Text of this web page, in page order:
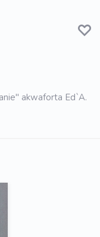
akwaforta Ed`A.